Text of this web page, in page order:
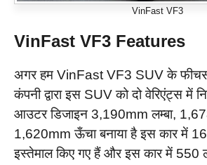
VinFast VF3
VinFast VF3 Features
अगर हम VinFast VF3 SUV के
कंपनी द्वारा इस SUV को दो वेरिएंट्स में
आउटर डिजाइन 3,190mm लम्बा,
1,620mm ऊँचा बनाया है इस कार में
इस्तेमाल किए गए हैं और इस कार में 550